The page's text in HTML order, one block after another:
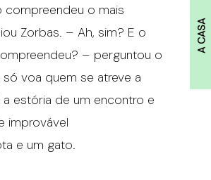
A CASA
compreendeu o mais
Zorbas. – Ah, sim? E o
– perguntou o
voa quem se atreve a
a estória de um encontro e
improvável
e um gato.